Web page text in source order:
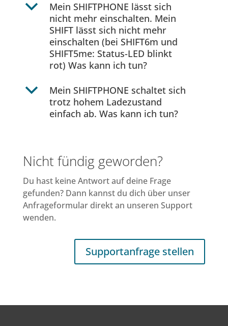
b
Mein SHIFTPHONE lässt sich
nicht mehr einschalten. Mein
SHIFT lässt sich nicht mehr
einschalten (bei SHIFT6m und
SHIFT5me: Status-LED blinkt
rot) Was kann ich tun?
b
Mein SHIFTPHONE schaltet sich
trotz hohem Ladezustand
einfach ab. Was kann ich tun?
Nicht fündig geworden?
Du hast keine Antwort auf deine Frage
gefunden? Dann kannst du dich über unser
Anfrageformular direkt an unseren Support
wenden.
Supportanfrage stellen